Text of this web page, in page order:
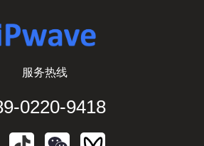
服务热线
0220-9418